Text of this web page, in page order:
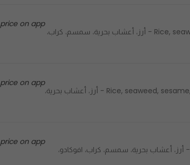
price on app
Rice, seaweed, sesame, crab, avocado, cucumber, mayo, caviar, crazy mix - أرز، أعشاب بحرية، سمسم، كراب،
price on app
Rice, seaweed, sesame, crab, avocado, cucumber, mayo, caviar, crispy flakes, crazy mix - أرز، أعشاب بحرية،
price on app
Rice, seaweed, sesame, crab, avocado, cucumber, mayo, caviar - أرز، أعشاب بحرية، سمسم، كراب، افوكادو،